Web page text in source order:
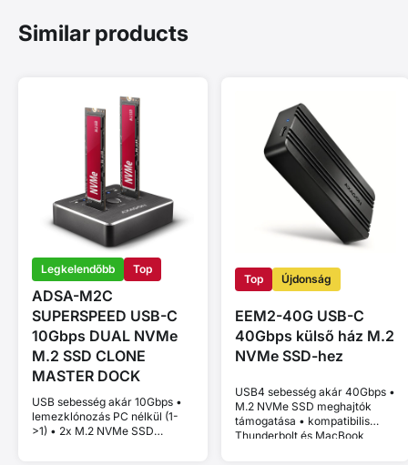
Similar products
Legkelendőbb Top
ADSA-M2C
SUPERSPEED USB-C
10Gbps DUAL NVMe
M.2 SSD CLONE
MASTER DOCK
USB sebesség akár 10Gbps •
lemezklónozás PC nélkül (1-
>1) • 2x M.2 NVMe SSD
Top Újdonság
EEM2-40G USB-C
40Gbps külső ház M.2
NVMe SSD-hez
USB4 sebesség akár 40Gbps •
M.2 NVMe SSD meghajtók
támogatása • kompatibilis
Thunderbolt és MacBook